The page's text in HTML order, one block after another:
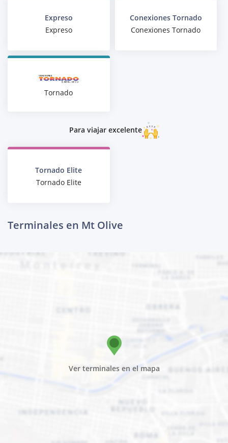
Expreso
Expreso
Conexiones Tornado
Conexiones Tornado
Tornado
Para viajar excelente
Tornado Elite
Tornado Elite
Terminales en Mt Olive
Ver terminales en el mapa